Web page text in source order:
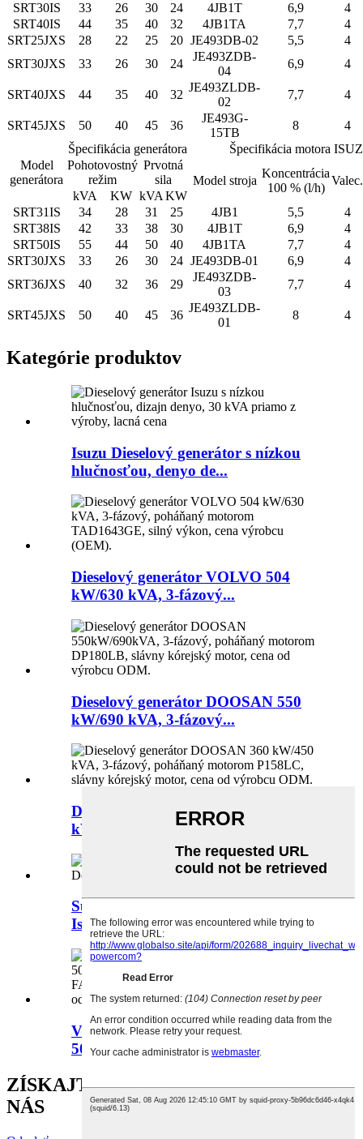
SRT30IS
33 26 30 24 4JB1T 6,9
4
SRT40IS
44 35 40 32 4JB1TA 7,7
4
SRT25JXS
28 22 25 20 JE493DB-02 5,5
4
SRT30JXS
33 26 30 24
JE493ZDB-
04
6,9 4
SRT40JXS 44 35 40 32
JE493ZLDB-
02
7,7 4
SRT45JXS 50 40 45 36
JE493G-
15TB
8 4
Model
generátora
Špecifikácia generátora
Špecifikácia motora
Pohotovostný
režim
Prvotná
sila
Model stroja
Koncentrácia
100 % (l/h)
Valec.
kVA
KW kVA KW
SRT31IS
34 28 31 25 4JB1 5,5
4
SRT38IS
42 33 38 30 4JB1T 6,9
4
SRT50IS
55 44 50 40 4JB1TA 7,7
4
SRT30JXS
33 26 30 24 JE493DB-01 6,9
4
SRT36JXS
40 32 36 29
JE493ZDB-
03
7,7 4
SRT45JXS 50 40 45 36
JE493ZLDB-
01
8 4
Kategórie produktov
Isuzu Dieselový generátor s nízkou
hlučnosťou, denyo de...
Dieselový generátor VOLVO 504
kW/630 kVA, 3-fázový...
Dieselový generátor DOOSAN 550
kW/690 kVA, 3-fázový...
Dieselový generátor DOOSAN 360
kW/450 kVA, 3-fázový...
Super tichý dieselový generátor
Isuzu...
Výpredajný dieselový generátor FAW
50kW/63kVA,...
ZÍSKAJTE NAJNOVŠIE SPRÁVY OD
NÁS